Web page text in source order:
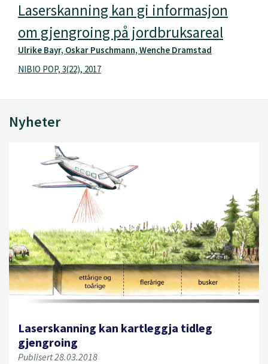
Laserskanning kan gi informasjon
om gjengroing på jordbruksareal
Ulrike Bayr, Oskar Puschmann, Wenche Dramstad
NIBIO POP, 3(22), 2017
Nyheter
Laserskanning kan kartleggja tidleg
gjengroing
Publisert 28.03.2018